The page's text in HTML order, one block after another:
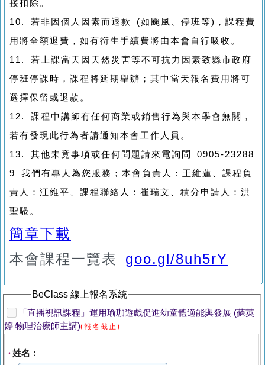
接扣除。
10. 若非因個人因素而退款 (如颱風、停班等)，課程費
用將全額退費，如有衍生手續費將由本會自行吸收。
11. 若上課當天因天然災害等不可抗力因素致縣市政府
停班停課時，課程將延期舉辦；其中當天報名費用將可
選擇保留或退款。
12. 課程中講師有任何商業或銷售行為與本學會無關，
若有發現此行為者請通知本會工作人員。
13. 其他未竟事項或任何問題請來電詢問 0905-23288
9 我們有專人為您服務；本會負責人：王維蓮、課程負
責人：汪維平、課程聯絡人：崔瑞文、積分申請人：洪
聖騴。
簡章下載
本會課程一覽表 goo.gl/8uh5rY
BeClass 線上報名系統
「直播視訊課程」運用瑜珈遊戲促進幼童體適能與發展 (蘇英
婷 物理治療師主講)(報名截止)
* 姓名：